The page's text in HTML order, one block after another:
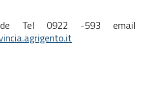
Tel 0922 -593 email